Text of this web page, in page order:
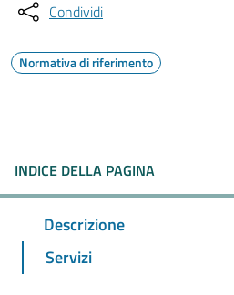
Condividi
Normativa di riferimento
INDICE DELLA PAGINA
Descrizione
Servizi